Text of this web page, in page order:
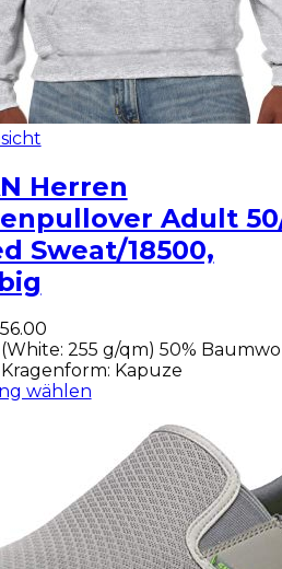
Herren
Adult
Sweat/18500,
56.00
255 g/qm) 50%
Kapuze
wählen